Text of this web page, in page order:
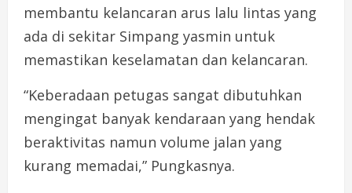
membantu kelancaran arus lalu lintas yang
ada di sekitar Simpang yasmin untuk
memastikan keselamatan dan kelancaran.
“Keberadaan petugas sangat dibutuhkan
mengingat banyak kendaraan yang hendak
beraktivitas namun volume jalan yang
kurang memadai,” Pungkasnya.